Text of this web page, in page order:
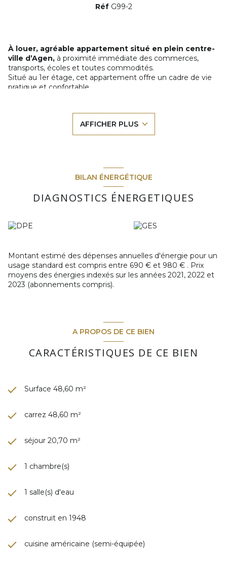
Réf G99-2
À louer, agréable appartement situé en plein centre-
ville d’Agen, à proximité immédiate des commerces,
transports, écoles et toutes commodités.
Situé au 1er étage, cet appartement offre un cadre de vie
pratique et confortable.
520 € charges comprises
Disponible immédiatement, pour organiser une visite,
contactez votre agence La Tribune de l’Immobilier.
AFFICHER PLUS
BILAN ÉNERGÉTIQUE
DIAGNOSTICS ÉNERGETIQUES
Montant estimé des dépenses annuelles d'énergie pour un
usage standard est compris entre 690 € et 980 € . Prix
moyens des énergies indexés sur les années 2021, 2022 et
2023 (abonnements compris).
A PROPOS DE CE BIEN
CARACTÉRISTIQUES DE CE BIEN
Surface 48,60 m²
carrez 48,60 m²
séjour 20,70 m²
1 chambre(s)
1 salle(s) d'eau
construit en 1948
cuisine américaine (semi-équipée)